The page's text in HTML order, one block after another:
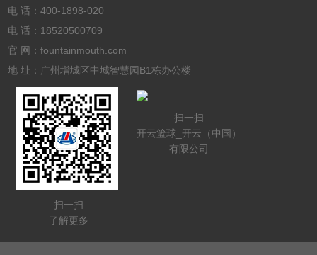
电 话：400-1898-020
电 话： 18520500709
官 网：fountainmouth.com
地 址：广州增城区中城智慧园B1栋办公楼
扫一扫
了解更多
扫一扫
开云篮球_开云（中国）
有限公司